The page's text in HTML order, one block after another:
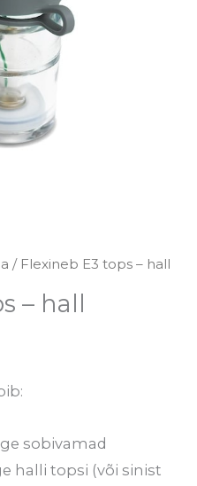
/ Flexineb E3 tops – hall
– hall
sobivamad
halli topsi (või sinist